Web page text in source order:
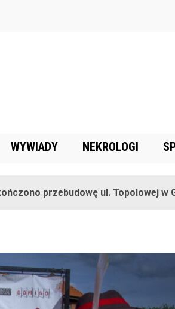
WYWIADY NEKROLOGI
ul. Topolowej w Goręczynie